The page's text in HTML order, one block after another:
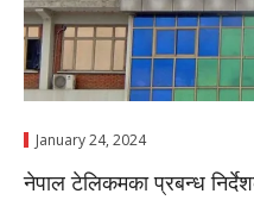
January 24, 2024
नेपाल टेलिकमका प्रबन्ध